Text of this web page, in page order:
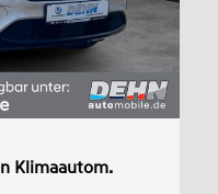
Klimaautom.